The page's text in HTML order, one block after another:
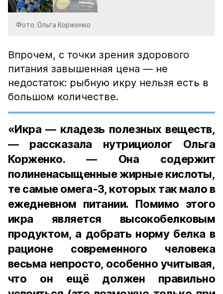
Фото: Ольга Корженко
Впрочем, с точки зрения здорового
питания завышенная цена — не
недостаток: рыбную икру нельзя есть в
большом количестве.
«Икра — кладезь полезных веществ,
— рассказала нутрициолог Ольга
Корженко. — Она содержит
полиненасыщенные жирные кислоты,
те самые омега-3, которых так мало в
ежедневном питании. Помимо этого
икра является высокобелковым
продуктом, а добрать норму белка в
рационе современного человека
весьма непросто, особенно учитывая,
что он ещё должен правильно